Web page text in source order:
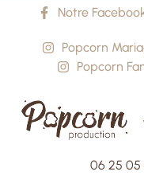
Notre
Popcorn
Popcorn
06 25 05